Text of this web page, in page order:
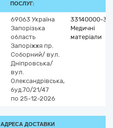
ПОСЛУГ:
69063 Україна
Запорізька
область
Запоріжжя пр.
Соборний/ вул.
Дніпровська/
вул.
Олександрівська,
буд.70/21/47
по 25-12-2026
33140000-3
Медичні
матеріали
АДРЕСА ДОСТАВКИ